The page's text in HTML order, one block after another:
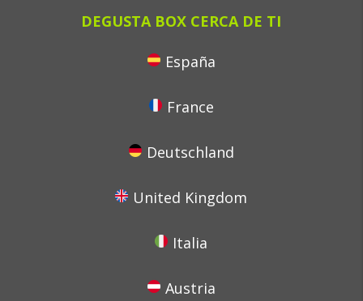
DEGUSTA BOX CERCA DE TI
España
France
Deutschland
United Kingdom
Italia
Austria